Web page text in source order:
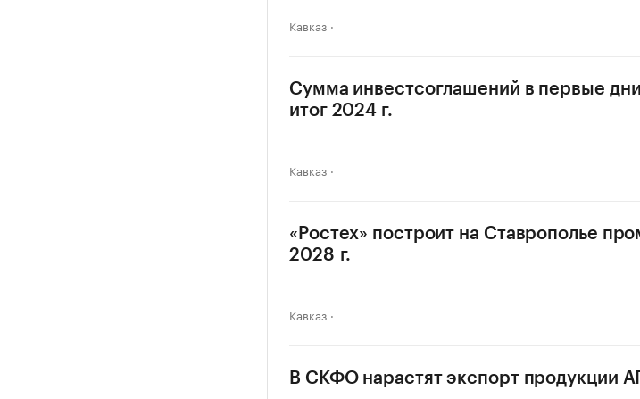
Кавказ
Сумма инвестсоглашений в первые
итог 2024 г.
Кавказ
«Ростех» построит на Ставрополье
2028 г.
Кавказ
В СКФО нарастят экспорт продукции